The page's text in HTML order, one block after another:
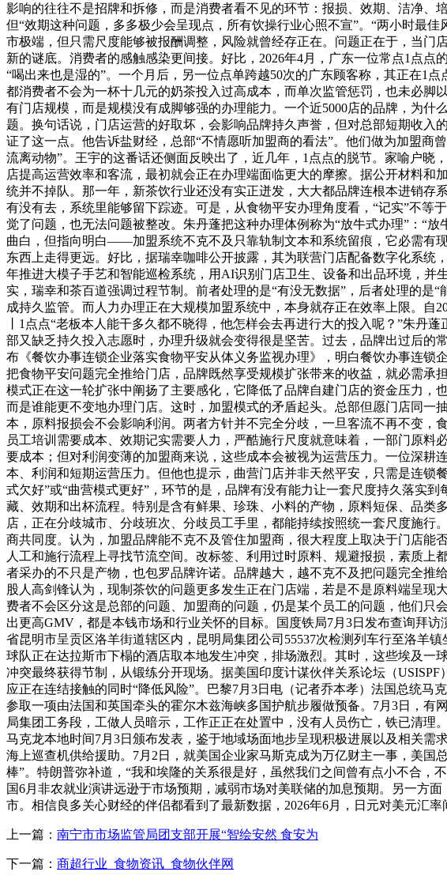
影响的往往不是招牌和拆修，而是消费者看不见的环节：报损、效期、洁净、
但“效期这种问题，多多极少会呈现点，所有饮操行业心照不宣”。“两小时最
市极端，但只需尺度能够被报酬调整，风险就曾经存正在。问题正在于，当门
新的谜底。消费者的感触感染更间接。好比，2026年4月，广东一位常点1点
“喝出来也是湿的”。一个月后，另一位点单跨越50次的广东顾客称，其正在1
都消费者不会为一杯十几元的奶茶投入过高成本，而单次监管惩罚，也未必
有门店规模，而是规模没有成脚够强的办理能力。一个近5000店的品牌，为
题。换句话说，门店运营的好取坏，会影响品牌持久声誉，但对总部短期收
证了这一点。他告诉盐财经，总部“不情愿听加盟商的看法”。他们做为加盟
流离动物”。王宇的这番话还侧面反映出了，近几年，1点点的脱节。家喻户
店提高运营效率和客流，最初就会正在办理端面临更大的摩擦。据公开材料和
统并不掉队。那一年，新茶饮行业还没有实正迸发，大大都品牌连根本进销存
有没有去，系统里能够留下踪迹。可是，从食物平安办理角度看，“记实”不
觉了问题，也无法问题被整改。朱丹蓬把这种办理体例称为“放牛式办理”：“
曲白，但指向明白——加盟系统不克不及只靠轨制文本和系统留痕，它必需有
东西上走得更远。好比，据瑞幸咖啡公开披露，其为联营门店配备数字化系
年推进大模子手艺和智能巡检系统，用AI识别门店卫生、设备和出品环境，并
实，瑞幸和茶百道强调过程节制。前者处理的是“有没无数据”，后者处理的是
成持久监管。而人力办理正在大规模加盟系统中，本身就存正在效率上限。自
丨1点点“老板本人能干多久都不晓得，他怎样会去再进行大的投入呢？”朱丹
部又缺乏持久投入志愿时，办理升级就会变得很是坚苦。过去，品牌出过后的
布《餐饮办事连锁企业落实食物平安从体义务监视办理》，明白餐饮办事连
把食物平安问题完全推给门店，品牌既然享受规模扩张带来的收益，就必需
模式正在这一轮扩张中阐扬了主要感化，它降低了品牌自建门店的资金压力，
而是谁能更不变地办理门店。这时，加盟模式的矛盾起头。总部但愿门店同
本，原料报损会不会影响利润。两者方针并不完全分歧，一旦客流不再不变，
员工培训需要成本、效期记实需要人力，严酷施行尺度就意味着，一部门原
要成本；但对利润变薄的加盟商来说，这些成本会被视为运营压力。一位深
本、利润和短期运营压力。但他也提示，曲营门店并非天然平安，只需是连
式欠好”或“曲营模式更好”，环节的是，品牌有没有能力让一套尺度持久落实
藏、效期和出杯流程。特别是含有鲜果、珍珠、小料的产物，原料短保、品
店，正在分歧城市、分歧班次、分歧员工手里，都能持续按照统一套尺度施
商共同度。认为，加盟品牌能不克不及管住加盟商，很大程度上取决于门店能
人工和施行流程上寻找节流空间。改标签、利用过时原料、规避报损，素质
者采办的不只是产物，也包罗品牌许诺。品牌越大，越不克不及把问题完全
股人高剑锋认为，现制茶饮的问题更多发生正在门店端，若是不是原料端呈
费者不会区分这是总部的问题、加盟商的问题，仍是某个员工的问题，他们
出更高GMV，都是本钱市场和行业关怀的目标。国度铁局7月3日发布查询拜
省昆明市呈贡区洛羊街道辖区内，昆明局集团公司55537次检测列车行至洛羊
球队正在达拉斯市下榻的酒店取本地发生冲突，排场激烈。其时，这些埃及一
冲突最终获得节制，从锻练分开现场。据美国印度计谋伙伴关系论坛（
应正在连结接触的同时“降低风险”。巴黎7月3日电（记者乔本孝）法国总统
参取一项由法国和英国牵头的霍尔木兹海峡多国护航步履做预备。7月3日，
局集团工务段，工做人员暗示，工作正正在处置中，没有人员伤亡，铁已清
马克龙本地时间7月3日颁布发表，鉴于地域场面地步呈现积极进展以及相关
海上巡查机供给援助。7月2日，就美国企业家马斯克成为万亿财主一事，美
棒”。特朗普弥补道，“我和埃隆的关系很是好，虽然我们之间曾有点小不合，
国6月非农就业演讲远逊于市场预期，减弱市场对美联储的加息预期。另一方
市。相信良多关心财经的伴侣都看到了最新数据，2026年6月，日元对美元汇率
上一篇： 南宁市市场监管局团支部开展“智绘安然 食安为
下一篇： 商超行业_食物资讯_食物伙伴网